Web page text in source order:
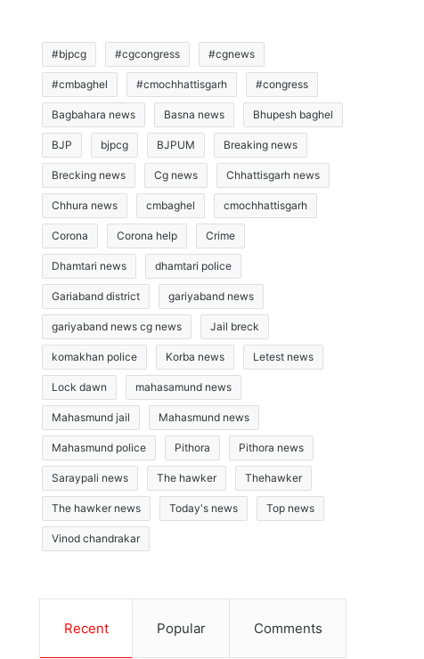
#bjpcg #cgcongress #cgnews
#cmbaghel #cmochhattisgarh #congress
Bagbahara news Basna news Bhupesh baghel
BJP bjpcg BJPUM Breaking news
Brecking news Cg news Chhattisgarh news
Chhura news cmbaghel cmochhattisgarh
Corona Corona help Crime
Dhamtari news dhamtari police
Gariaband district gariyaband news
gariyaband news cg news Jail breck
komakhan police Korba news Letest news
Lock dawn mahasamund news
Mahasmund jail Mahasmund news
Mahasmund police Pithora Pithora news
Saraypali news The hawker Thehawker
The hawker news Today's news Top news
Vinod chandrakar
Recent Popular Comments